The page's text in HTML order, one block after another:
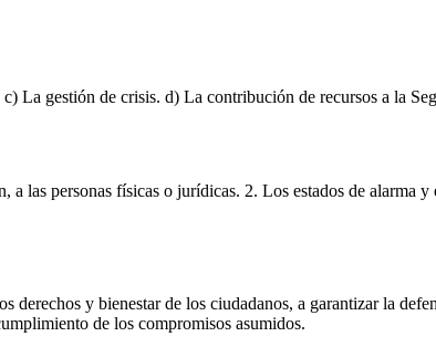
La gestión de crisis. d) La contribución de recursos a la
las personas físicas o jurídicas. 2. Los estados de alarma
y bienestar de los ciudadanos, a garantizar la
de los compromisos asumidos.